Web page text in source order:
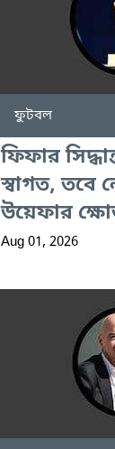
ফুটবল
ফিফার
স্বাগত, তবে
উয়েফার
Aug 01, 2026